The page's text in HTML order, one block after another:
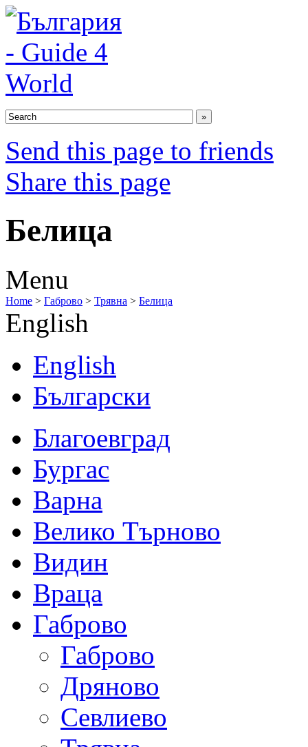
Send this page to friends
Share this page
Белица
Menu
Home > Габрово > Трявна > Белица
English
English
Български
Благоевград
Бургас
Варна
Велико Търново
Видин
Враца
Габрово
Габрово
Дряново
Севлиево